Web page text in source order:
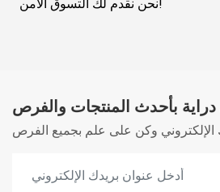
Oylama
نحن نقدم لك التسوق الآمن!
بأحدث المنتجات والفرص
الإلكتروني وكن على علم بجميع الفرص